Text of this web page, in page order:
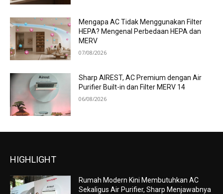
Mengapa AC Tidak Menggunakan Filter
HEPA? Mengenal Perbedaan HEPA dan
MERV
07/08/2026
Sharp AIREST, AC Premium dengan Air
Purifier Built-in dan Filter MERV 14
06/08/2026
HIGHLIGHT
Rumah Modern Kini Membutuhkan AC
Sekaligus Air Purifier, Sharp Menjawabnya